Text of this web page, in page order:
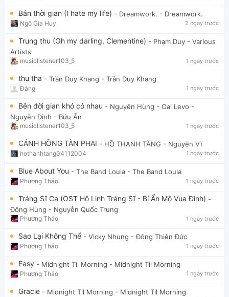
Bán thời gian (I hate my life) - Dreamwork. - Dreamwork.
Ngô Gia Huy 2 ngày trước
Trung thu (Oh my darling, Clementine) - Phạm Duy - Various
Artists
musiclistener103_5 1 ngày trước
thu tha - Trần Duy Khang - Trần Duy Khang
Đăng 1 ngày trước
Bên đời gian khó có nhau - Nguyên Hùng - Oai Levo -
Nguyên Định - Bửu Ấn
musiclistener103_5 1 ngày trước
CÁNH HỒNG TÀN PHAI - HỒ THANH TĂNG - Nguyễn Vĩ
hothanhtang04112004 1 ngày trước
Blue About You - The Band Loula - The Band Loula
Phương Thảo 1 ngày trước
Tráng Sĩ Ca (OST Hộ Linh Tráng Sĩ - Bí Ẩn Mộ Vua Đinh) -
Đông Hùng - Nguyễn Quốc Trung
Phương Thảo 1 ngày trước
Sao Lại Không Thể - Vicky Nhung - Đông Thiên Đức
Phương Thảo 1 ngày trước
Easy - Midnight Til Morning - Midnight Til Morning
Phương Thảo 1 ngày trước
Gracie - Midnight Til Morning - Midnight Til Morning